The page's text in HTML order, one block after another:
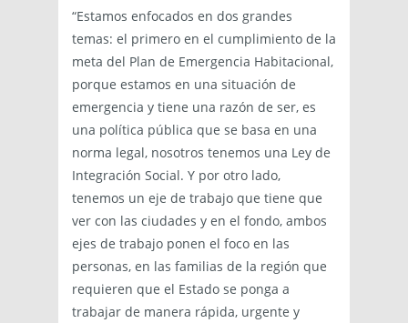
“Estamos enfocados en dos grandes
temas: el primero en el cumplimiento de la
meta del Plan de Emergencia Habitacional,
porque estamos en una situación de
emergencia y tiene una razón de ser, es
una política pública que se basa en una
norma legal, nosotros tenemos una Ley de
Integración Social. Y por otro lado,
tenemos un eje de trabajo que tiene que
ver con las ciudades y en el fondo, ambos
ejes de trabajo ponen el foco en las
personas, en las familias de la región que
requieren que el Estado se ponga a
trabajar de manera rápida, urgente y